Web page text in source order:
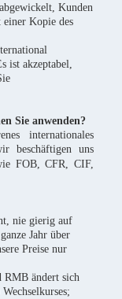
Kunden
Kopie des
ist akzeptabel,
Sie anwenden?
internationales
beschäftigen uns
FOB, CFR, CIF,
nie gierig auf
Jahr über
Preise nur
RMB ändert sich